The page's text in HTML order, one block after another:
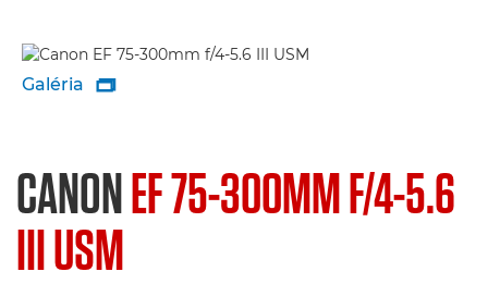
Galéria 
CANONEF 75-300MM F/4-5.6
III USM